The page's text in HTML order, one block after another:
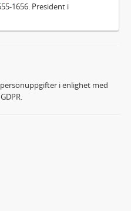
1656. President i
i enlighet med